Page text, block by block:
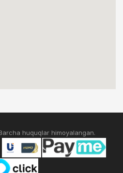
huquqlar himoyalangan.